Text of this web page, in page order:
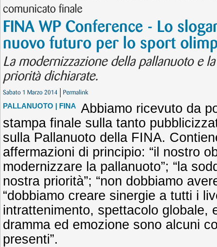
comunicato finale
FINA WP Conference - Lo
nuovo futuro per lo sport
La modernizzazione della pallanuoto e
priorità dichiarate.
Sabato 1 Marzo 2014 Permalink
PALLANUOTO | FINA
Abbiamo ricevuto da
stampa finale sulla tanto
sulla Pallanuoto della FINA.
affermazioni di principio: “il nostro
modernizzare la pallanuoto”; “la
nostra priorità”; “non dobbiamo
“dobbiamo creare sinergie a tutti i
intrattenimento, spettacolo globale,
dramma ed emozione sono alcuni
presenti”.